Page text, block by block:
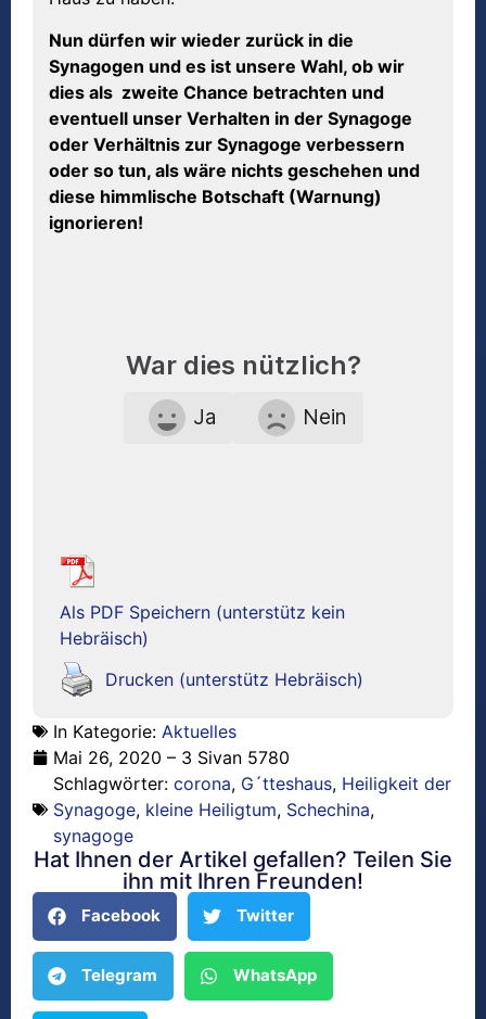
Nun dürfen wir wieder zurück in die
Synagogen und es ist unsere Wahl, ob wir
dies als zweite Chance betrachten und
eventuell unser Verhalten in der Synagoge
oder Verhältnis zur Synagoge verbessern
oder so tun, als wäre nichts geschehen und
diese himmlische Botschaft (Warnung)
ignorieren!
War dies nützlich?
Ja Nein
Als PDF Speichern (unterstütz kein
Hebräisch)
Drucken (unterstütz Hebräisch)
In Kategorie: Aktuelles
Mai 26, 2020 – 3 Sivan 5780
Schlagwörter: corona, G´tteshaus, Heiligkeit der
Synagoge, kleine Heiligtum, Schechina,
synagoge
Hat Ihnen der Artikel gefallen? Teilen Sie
ihn mit Ihren Freunden!
Facebook Twitter
Telegram WhatsApp